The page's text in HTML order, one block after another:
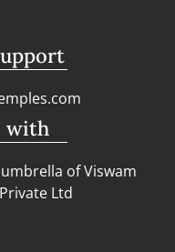
with
of Viswam
Ltd